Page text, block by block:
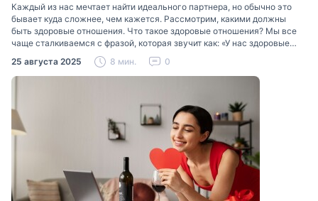
Каждый из нас мечтает найти идеального партнера, но обычно это
бывает куда сложнее, чем кажется. Рассмотрим, какими должны
быть здоровые отношения. Что такое здоровые отношения? Мы все
чаще сталкиваемся с фразой, которая звучит как: «У нас здоровые
отношения». Что именно подразумевается…
25 августа 2025 8 мин. 0